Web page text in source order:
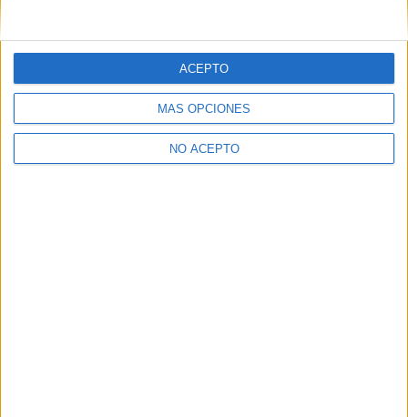
MÁS OPCIONES
NO ACEPTO
ACEPTO